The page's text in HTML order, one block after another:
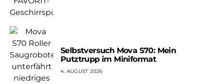
Selbstversuch Mova S70: Mein
Putztrupp im Miniformat
4. AUGUST 2026